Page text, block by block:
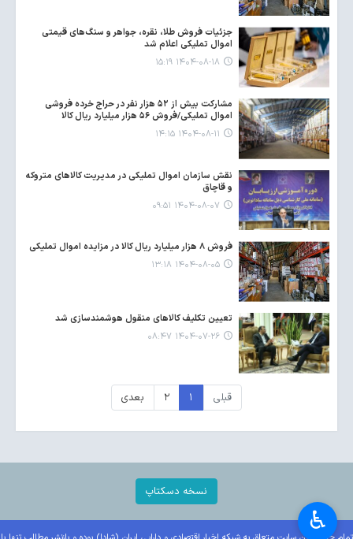
جزئیات فروش طلا، نقره، جواهر و سنگ‌های قیمتی
اموال تملیکی اعلام شد
۱۴۰۴-۰۸-۱۸ ۱۵:۱۹
مشارکت بیش از ۵۲ هزار نفر در حراج خرده فروشی
اموال تملیکی/فروش ۵۶ هزار میلیارد ریال کالا
۱۴۰۴-۰۸-۱۱ ۱۴:۱۵
نقش سازمان اموال تملیکی در مدیریت کالاهای متروکه
و قاچاق
۱۴۰۴-۰۸-۰۷ ۰۹:۵۱
فروش ۸ هزار میلیارد ریال کالا در مزایده اموال تملیکی
۱۴۰۴-۰۸-۰۵ ۱۳:۱۸
تعیین تکلیف کالاهای منقول هوشمندسازی شد
۱۴۰۴-۰۷-۲۶ ۰۸:۴۷
قبلی ۱ ۲ بعدی
نسخه دسکتاپ
♿︎